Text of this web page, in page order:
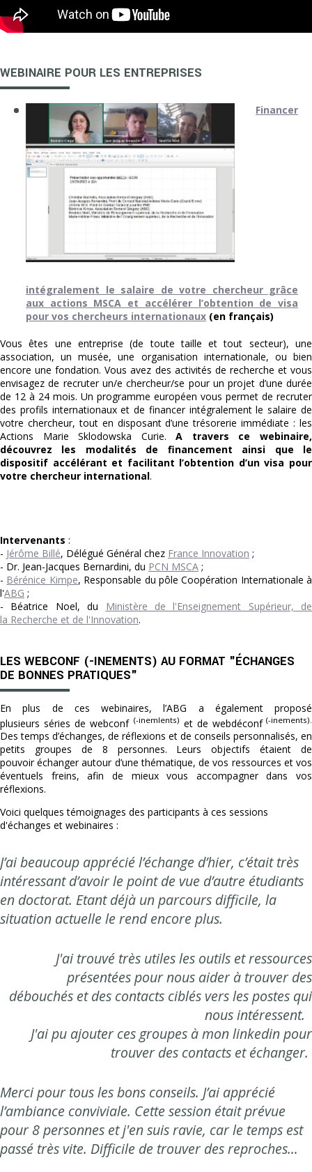
WEBINAIRE POUR LES ENTREPRISES
Financer
intégralement le salaire de votre chercheur grâce
aux actions MSCA et accélérer l’obtention de visa
pour vos chercheurs internationaux (en français)
Vous êtes une entreprise (de toute taille et tout secteur), une
association, un musée, une organisation internationale, ou bien
encore une fondation. Vous avez des activités de recherche et vous
envisagez de recruter un/e chercheur/se pour un projet d’une durée
de 12 à 24 mois. Un programme européen vous permet de recruter
des profils internationaux et de financer intégralement le salaire de
votre chercheur, tout en disposant d’une trésorerie immédiate : les
Actions Marie Sklodowska Curie.A travers ce webinaire,
découvrez les modalités de financement ainsi que le
dispositif accélérant et facilitant l’obtention d’un visa pour
votre chercheur international.
Intervenants :
- Jérôme Billé, Délégué Général chez France Innovation ;
- Dr. Jean-Jacques Bernardini, du PCN MSCA ;
- Bérénice Kimpe, Responsable du pôle Coopération Internationale à
l'ABG ;
- Béatrice Noel, du
Ministère de l'Enseignement Supérieur, de
la Recherche et de l'Innovation.
LES WEBCONF (-INEMENTS) AU FORMAT "ÉCHANGES
DE BONNES PRATIQUES"
En plus de ces webinaires, l’ABG a également proposé
plusieurs séries de webconf (-inemlents) et de webdéconf(-inements).
Des temps d’échanges, de réflexions et de conseils personnalisés, en
petits groupes de 8 personnes. Leurs objectifs étaient de
pouvoir échanger autour d’une thématique, de vos ressources et vos
éventuels freins, afin de mieux vous accompagner dans vos
réflexions.
Voici quelques témoignages des participants à ces sessions
d'échanges et webinaires :
J’ai beaucoup apprécié l’échange d’hier, c’était très
intéressant d’avoir le point de vue d’autre étudiants
en doctorat. Etant déjà un parcours difficile, la
situation actuelle le rend encore plus.
J'ai trouvé très utiles les outils et ressources
présentées pour nous aider à trouver des
débouchés et des contacts ciblés vers les postes qui
nous intéressent.
J'ai pu ajouter ces groupes à mon linkedin pour
trouver des contacts et échanger.
Merci pour tous les bons conseils. J’ai apprécié
l’ambiance conviviale. Cette session était prévue
pour 8 personnes et j'en suis ravie, car le temps est
passé très vite. Difficile de trouver des reproches…